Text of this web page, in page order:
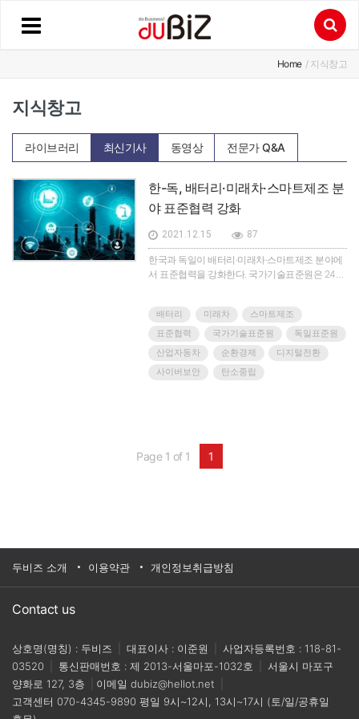
Home / 지식창고
지식창고
라이브러리 최신기사 동영상 전문가 Q&A
한-독, 배터리·미래차·스마트제조 분
야 표준협력 강화
2021.12.15 87
한국과 독일이 배터리·미래차·스마트제조 분야에
서 표준협력을 강화한다. 국가기술표준원은 24일
원회(DKE)와 ‘제2차 한-독 표준협력대화’를 개최
하고, 양국 기술표준 전문가가 참여하는 ‘2021 한-
독 표준 컨퍼런스’를 통해 배터리·미래차·스마트제
조 분야 기술 개발과 표준화 추진상황 등을 공유했
다.2019년 ‘한-독 표준협력대화(S-Dialogue)’ 출범
위에 배터리를 추가함으로써, 우리나라의 차세대
배터리, 고용량 에너지저장장치 등 배터리 분야 국
박사는 ‘디지털 경제와 순환 경제의 공동 창조’를
주제로 기조 강연에 나섰다.헤닝 카거만 박사는 디
마트제조 표준화 협력’을 주제로, 기조 강연에서
우리나라의 스마트제조 표준화 현황을 소개하고
디지털 트윈 등 양국이 협력할 수 있는 분야를 제
시했다.이어진 기술 발표에서는 양국 전문가들이
배터리 안전과 표준화, 소재·부품·장비 분야의 한-
배터리 미래차
스마트제조
표준협력
국가기술표준원
독일표준원
산업자동차
순환경제
디지털전환
사이버보안
탄소중립
Page 1 of 1 1
두비즈 소개 이용약관 개인정보취급방침
Contact us
상호명(명칭) : 두비즈 대표이사 : 이준원
사업자등록번호 : 118-81-
03520
통신판매번호 : 제 2013-서울마포-1032호
서울시 마포구
양화로 127, 3층
이메일 dubiz@hellot.net
고객센터 070-4345-9890 평일 9시~12시, 13시~17시 (토/일/공휴일